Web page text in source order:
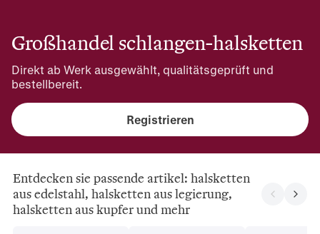
Großhandel schlangen-halsketten
Direkt ab Werk ausgewählt, qualitätsgeprüft und
bestellbereit.
Registrieren
Entdecken sie passende artikel: halsketten
aus edelstahl, halsketten aus legierung,
halsketten aus kupfer und mehr